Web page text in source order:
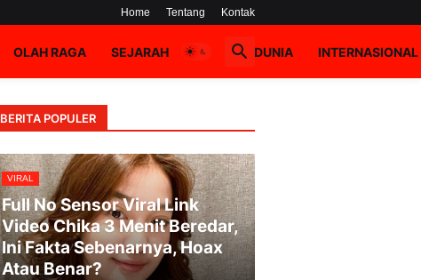
Home Tentang Kontak
OLAH RAGA SEJARAH HOAX DUNIA INTERNASIONAL
BERITA POPULER
VIRAL
Full No Sensor Viral Link
Video Chika 3 Menit Beredar,
Ini Fakta Sebenarnya, Hoax
Atau Benar?